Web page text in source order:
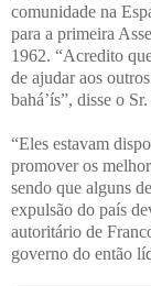
comunidade na
para a primeira
1962. “Acredito
de ajudar aos
bahá’ís”, disse o
“Eles estavam
promover os
sendo que alguns
expulsão do país
autoritário de
governo do então